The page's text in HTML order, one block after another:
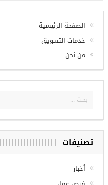
من نحن
تصنيفات